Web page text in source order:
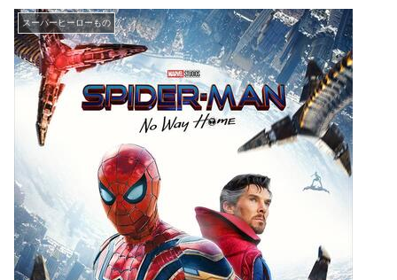
スーパーヒーローもの